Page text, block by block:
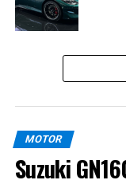
MOTOR
Suzuki